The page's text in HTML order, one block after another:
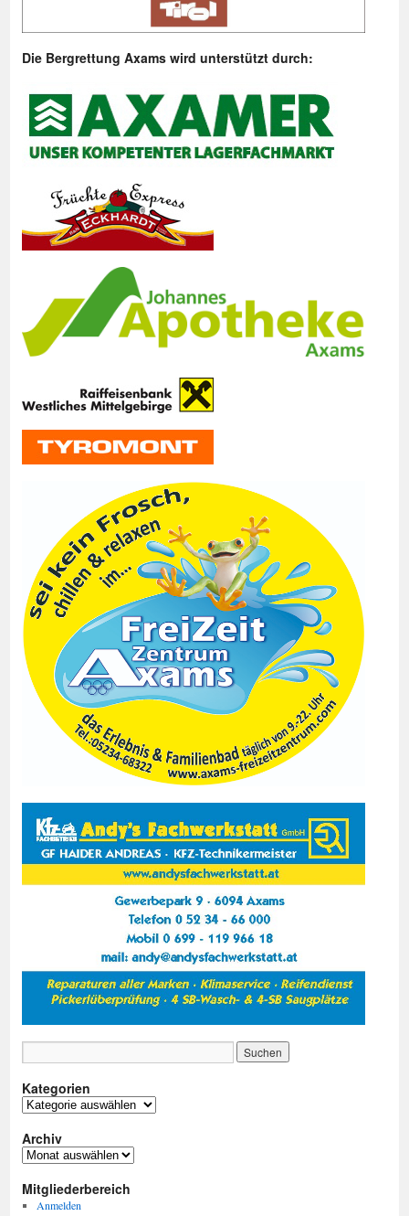
Die Bergrettung Axams wird unterstützt durch:
Kategorien
Kategorien
Archiv
Archiv
Mitgliederbereich
Anmelden